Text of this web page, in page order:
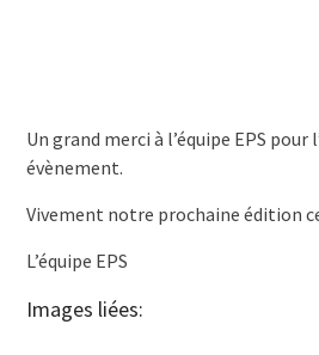
Un grand merci à l’équipe EPS
évènement.
Vivement notre prochaine édition
L’équipe EPS
Images liées: